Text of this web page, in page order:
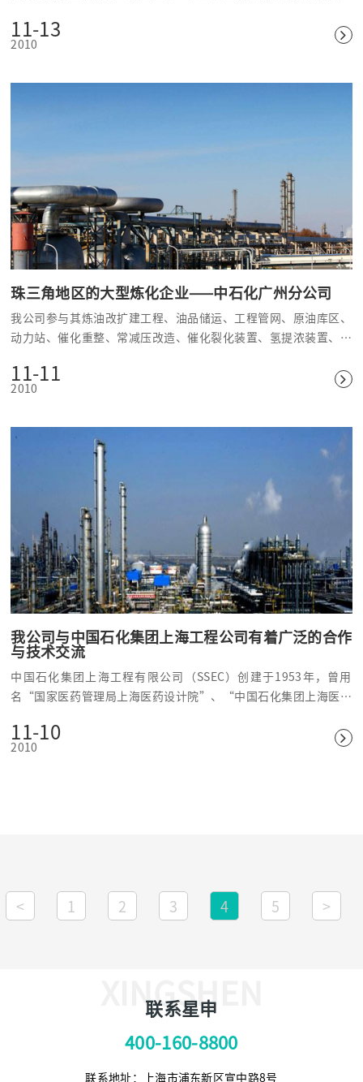
11-13
2010
珠三角地区的大型炼化企业——中石化广州分公司
我公司参与其炼油改扩建工程、油品储运、工程管网、原油库区、
动力站、催化重整、常减压改造、催化裂化装置、氢提浓装置、汽
理改造项目的建设，为其连续7年实现安全稳定生产，各项主要技
术经济指标逐年提高，部分指标居行业先进水平，并逐步成长为中
11-11
2010
我公司与中国石化集团上海工程公司有着广泛的合作
与技术交流
中国石化集团上海工程有限公司（SSEC）创建于1953年，曾用
名“国家医药管理局上海医药设计院”、“中国石化集团上海医药
的大型综合性勘察设计单位之一。
11-10
2010
< 1 2 3 4 5 >
XINGSHEN
联系星申
400-160-8800
联系地址：上海市浦东新区宣中路8号